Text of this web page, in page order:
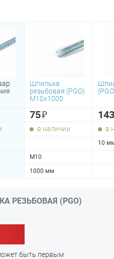
Шпилька
резьбовая (PGO)
М10х1000
75₽
в наличии в
10
М10
1000 мм
РЕЗЬБОВАЯ (PGO)
быть первым